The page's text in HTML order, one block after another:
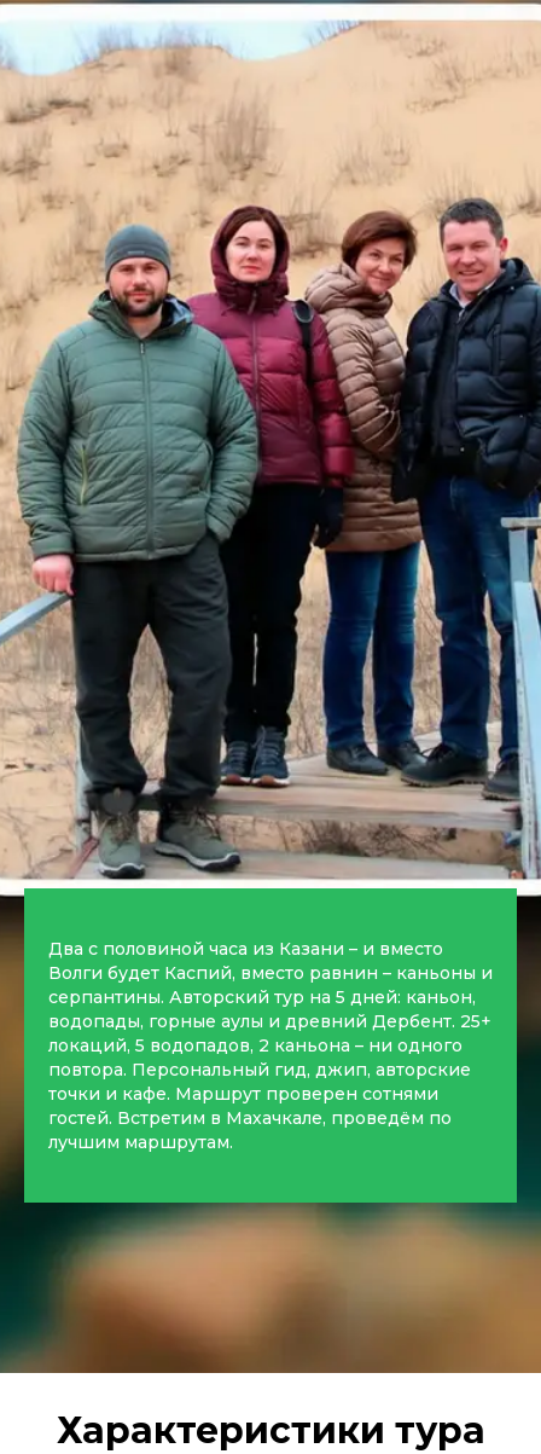
Два с половиной часа из Казани – и вместо
Волги будет Каспий, вместо равнин – каньоны и
серпантины. Авторский тур на 5 дней: каньон,
водопады, горные аулы и древний Дербент. 25+
локаций, 5 водопадов, 2 каньона – ни одного
повтора. Персональный гид, джип, авторские
точки и кафе. Маршрут проверен сотнями
гостей. Встретим в Махачкале, проведём по
лучшим маршрутам.
Характеристики тура